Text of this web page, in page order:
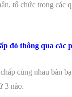
tổ chức trong các
đó thông qua các
cùng nhau bàn
3 nào.